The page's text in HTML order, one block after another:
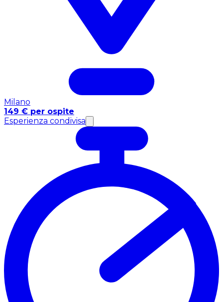
Milano
149 € per ospite
Esperienza condivisa